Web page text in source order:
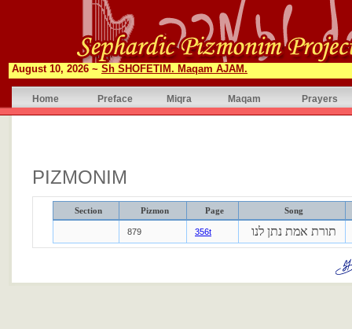
August 10, 2026 ~ Sh SHOFETIM. Maqam AJAM.
Home Preface Miqra Maqam Prayers
PIZMONIM
Section Pizmon Page Song
879 356t תורת אמת נתן לנו